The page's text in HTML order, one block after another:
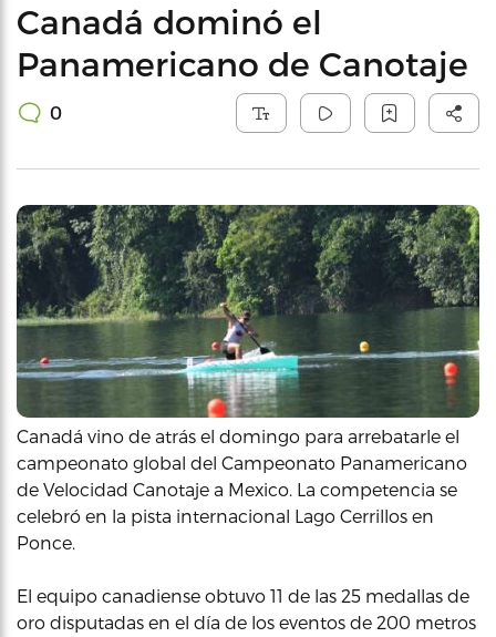
Canadá dominó el
Panamericano de Canotaje
0
Canadá vino de atrás el domingo para arrebatarle el
campeonato global del Campeonato Panamericano
de Velocidad Canotaje a Mexico. La competencia se
celebró en la pista internacional Lago Cerrillos en
Ponce.
El equipo canadiense obtuvo 11 de las 25 medallas de
oro disputadas en el día de los eventos de 200 metros